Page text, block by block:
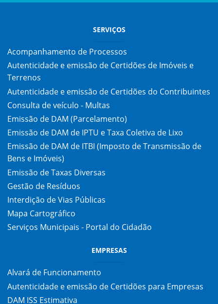
SERVIÇOS
Acompanhamento de Processos
Autenticidade e emissão de Certidões de Imóveis e
Terrenos
Autenticidade e emissão de Certidões do Contribuintes
Consulta de veículo - Multas
Emissão de DAM (Parcelamento)
Emissão de DAM de IPTU e Taxa Coletiva de Lixo
Emissão de DAM de ITBI (Imposto de Transmissão de
Bens e Imóveis)
Emissão de Taxas Diversas
Gestão de Resíduos
Interdição de Vias Públicas
Mapa Cartográfico
Serviços Municipais - Portal do Cidadão
EMPRESAS
Alvará de Funcionamento
Autenticidade e emissão de Certidões para Empresas
DAM ISS Estimativa